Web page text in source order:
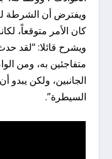
ويفترض أن الشرطة لم
كان الأمر متوقعاً،
ويشرح قائلا: “لقد
متفاجئين به، ومن
الجانبين، ولكن يبدو
السيطرة”.